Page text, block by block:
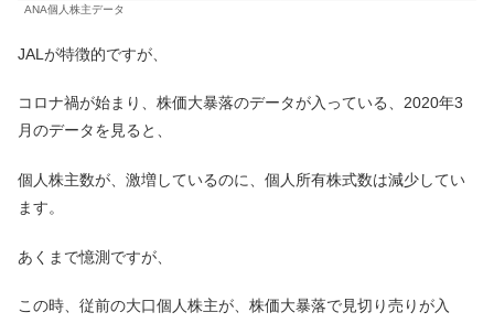
ANA個人株主データ
JALが特徴的ですが、
コロナ禍が始まり、株価大暴落のデータが入っている、2020年3
月のデータを見ると、
個人株主数が、激増しているのに、個人所有株式数は減少してい
ます。
あくまで憶測ですが、
この時、従前の大口個人株主が、株価大暴落で見切り売りが入